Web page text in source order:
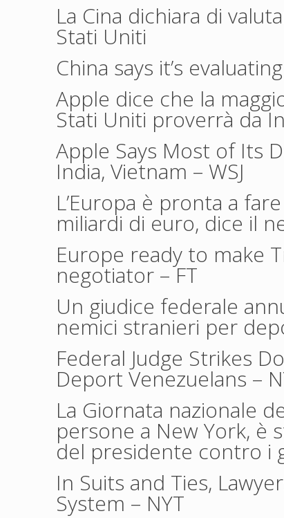
La Cina dichiara di
Stati Uniti
China says it’s
Apple dice che la
Stati Uniti proverrà da
Apple Says Most of Its
India, Vietnam – WSJ
L’Europa è pronta a
miliardi di euro, dice il
Europe ready to make
negotiator – FT
Un giudice federale
nemici stranieri per
Federal Judge Strikes
Deport Venezuelans –
La Giornata nazionale
persone a New York, è
del presidente contro i
In Suits and Ties,
System – NYT